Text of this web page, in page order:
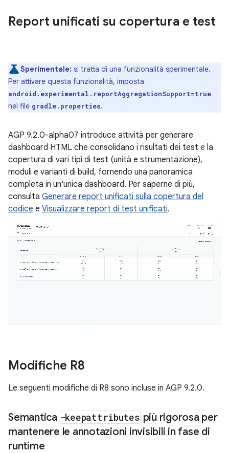
Report unificati su copertura e test
Sperimentale: si tratta di una funzionalità sperimentale.
Per attivare questa funzionalità, imposta
android.experimental.reportAggregationSupport=true
nel file gradle.properties.
AGP 9.2.0-alpha07 introduce attività per generare
dashboard HTML che consolidano i risultati dei test e la
copertura di vari tipi di test (unità e strumentazione),
moduli e varianti di build, fornendo una panoramica
completa in un'unica dashboard. Per saperne di più,
consulta Generare report unificati sulla copertura del
codice e Visualizzare report di test unificati.
Modifiche R8
Le seguenti modifiche di R8 sono incluse in AGP 9.2.0.
Semantica -keepattributes più rigorosa per
mantenere le annotazioni invisibili in fase di
runtime